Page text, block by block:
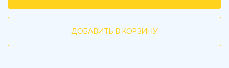
ДОБАВИТЬ В КОРЗИНУ